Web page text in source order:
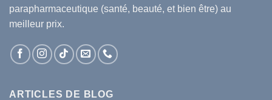
parapharmaceutique (santé, beauté, et bien être) au
meilleur prix.
ARTICLES DE BLOG